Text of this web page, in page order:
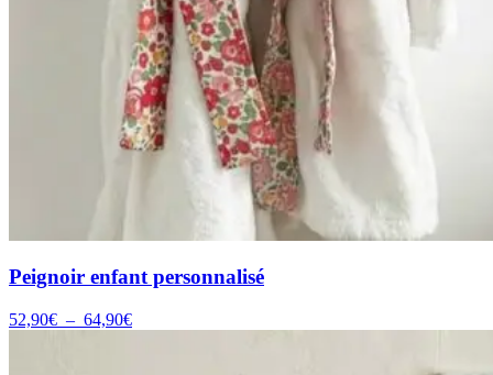
Peignoir enfant personnalisé
52,90€ – 64,90€Plage